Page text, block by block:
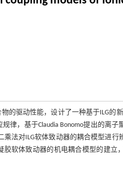
的驱动性能，设计了一种基于ILG的
律，基于Claudia Bonomo提出的离
法对ILG软体致动器的耦合模型进
软体致动器的机电耦合模型的建立